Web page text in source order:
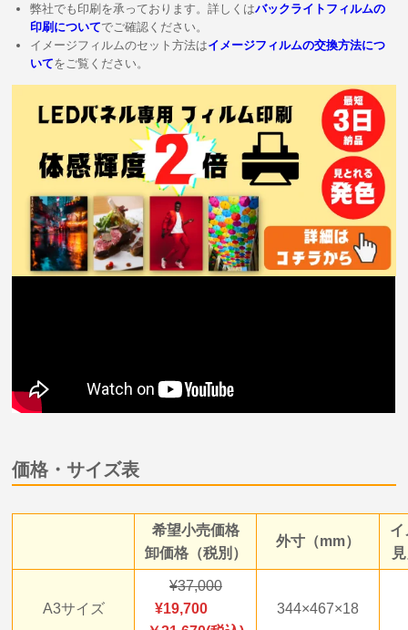
弊社でも印刷を承っております。詳しくはバックライトフィルムの
印刷についてでご確認ください。
イメージフィルムのセット方法はイメージフィルムの交換方法につ
いてをご覧ください。
価格・サイズ表
希望小売価格
卸価格（税別）
外寸（mm）
イ
A3サイズ
37,000
19,700
344×467×18